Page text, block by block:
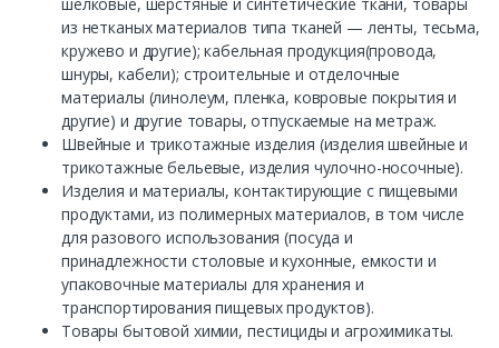
из нетканых материалов типа тканей — ленты, тесьма,
кружево и другие); кабельная продукция(провода,
шнуры, кабели); строительные и отделочные
материалы (линолеум, пленка, ковровые покрытия и
другие) и другие товары, отпускаемые на метраж.
Швейные и трикотажные изделия (изделия швейные и
трикотажные бельевые, изделия чулочно-носочные).
Изделия и материалы, контактирующие с пищевыми
продуктами, из полимерных материалов, в том числе
для разового использования (посуда и
принадлежности столовые и кухонные, емкости и
упаковочные материалы для хранения и
транспортирования пищевых продуктов).
Товары бытовой химии, пестициды и агрохимикаты.